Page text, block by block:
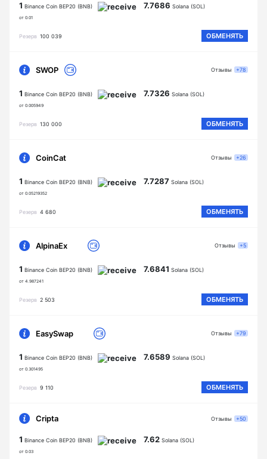
1 Binance Coin BEP20 (BNB)
от 0.01
7.7686 Solana (SOL)
Резерв 100 039 ОБМЕНЯТЬ
SWOP
1 Binance Coin BEP20 (BNB)
от 0.005949
7.7326 Solana (SOL)
Резерв 130 000 ОБМЕНЯТЬ
Отзывы +78
CoinCat
1 Binance Coin BEP20 (BNB)
от 0.05219352
7.7287 Solana (SOL)
Резерв 4 680 ОБМЕНЯТЬ
Отзывы +26
AlpinaEx
1 Binance Coin BEP20 (BNB)
от 4.987241
7.6841 Solana (SOL)
Резерв 2 503 ОБМЕНЯТЬ
Отзывы +5
EasySwap
1 Binance Coin BEP20 (BNB)
от 0.301495
7.6589 Solana (SOL)
Резерв 9 110 ОБМЕНЯТЬ
Отзывы +79
Cripta
1 Binance Coin BEP20 (BNB)
от 0.03
7.62 Solana (SOL)
Отзывы +50